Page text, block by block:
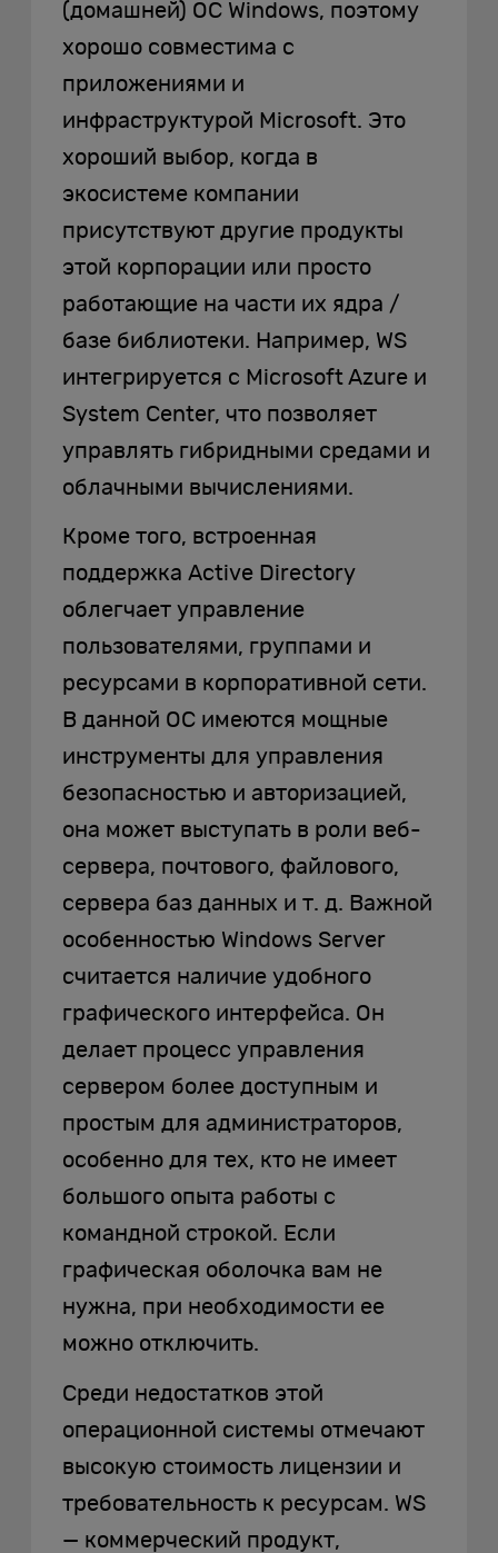
(домашней) ОС Windows, поэтому
хорошо совместима с
приложениями и
инфраструктурой Microsoft. Это
хороший выбор, когда в
экосистеме компании
присутствуют другие продукты
этой корпорации или просто
работающие на части их ядра /
базе библиотеки. Например, WS
интегрируется с Microsoft Azure и
System Center, что позволяет
управлять гибридными средами и
облачными вычислениями.
Кроме того, встроенная
поддержка Active Directory
облегчает управление
пользователями, группами и
ресурсами в корпоративной сети.
В данной ОС имеются мощные
инструменты для управления
безопасностью и авторизацией,
она может выступать в роли веб-
сервера, почтового, файлового,
сервера баз данных и т. д. Важной
особенностью Windows Server
считается наличие удобного
графического интерфейса. Он
делает процесс управления
сервером более доступным и
простым для администраторов,
особенно для тех, кто не имеет
большого опыта работы с
командной строкой. Если
графическая оболочка вам не
нужна, при необходимости ее
можно отключить.
Среди недостатков этой
операционной системы отмечают
высокую стоимость лицензии и
требовательность к ресурсам. WS
— коммерческий продукт,